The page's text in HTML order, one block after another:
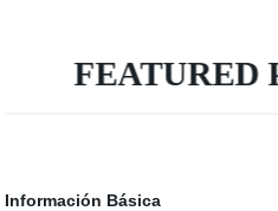
FEATURED
Información Básica